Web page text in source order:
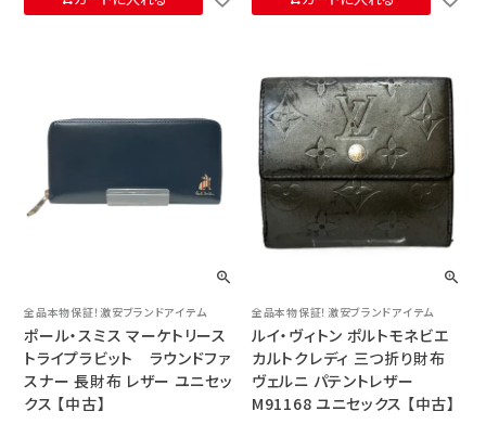
全品本物保証！激安ブランドアイテム
ポール・スミス マーケトリース
トライプラビット ラウンドファ
スナー 長財布 レザー ユニセッ
クス 【中古】
全品本物保証！激安ブランドアイテム
ルイ・ヴィトン ポルトモネビエ
カルトクレディ 三つ折り財布
ヴェルニ パテントレザー
M91168 ユニセックス 【中古】